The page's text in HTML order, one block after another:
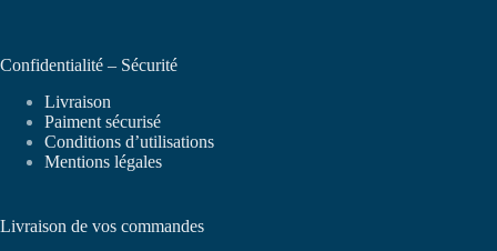
Confidentialité – Sécurité
Livraison
Paiment sécurisé
Conditions d’utilisations
Mentions légales
Livraison de vos commandes